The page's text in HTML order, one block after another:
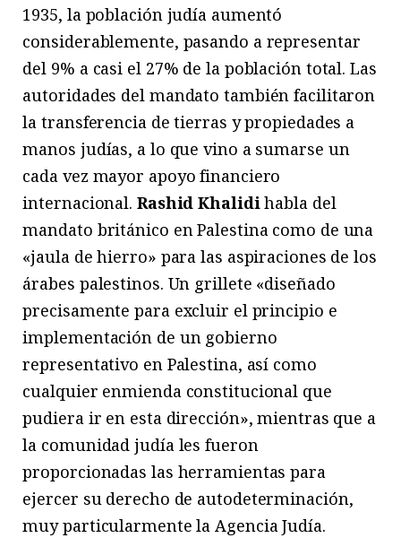
1935, la población judía aumentó
considerablemente, pasando a representar
del 9% a casi el 27% de la población total. Las
autoridades del mandato también facilitaron
la transferencia de tierras y propiedades a
manos judías, a lo que vino a sumarse un
cada vez mayor apoyo financiero
internacional. Rashid Khalidihabla del
mandato británico en Palestina como de una
«jaula de hierro» para las aspiraciones de los
árabes palestinos. Un grillete «diseñado
precisamente para excluir el principio e
implementación de un gobierno
representativo en Palestina, así como
cualquier enmienda constitucional que
pudiera ir en esta dirección», mientras que a
la comunidad judía les fueron
proporcionadas las herramientas para
ejercer su derecho de autodeterminación,
muy particularmente la Agencia Judía.